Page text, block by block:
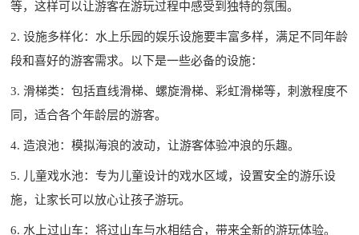
等，这样可以让游客在游玩过程中感受到独特的氛围。
2. 设施多样化：水上乐园的娱乐设施要丰富多样，满足不同年龄
段和喜好的游客需求。以下是一些必备的设施：
3. 滑梯类：包括直线滑梯、螺旋滑梯、彩虹滑梯等，刺激程度不
同，适合各个年龄层的游客。
4. 造浪池：模拟海浪的波动，让游客体验冲浪的乐趣。
5. 儿童戏水池：专为儿童设计的戏水区域，设置安全的游乐设
施，让家长可以放心让孩子游玩。
6. 水上过山车：将过山车与水相结合，带来全新的游玩体验。